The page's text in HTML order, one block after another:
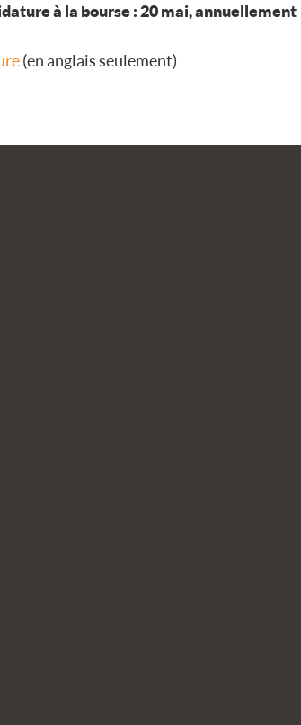
à la bourse : 20 mai, annuellement
(en anglais seulement)